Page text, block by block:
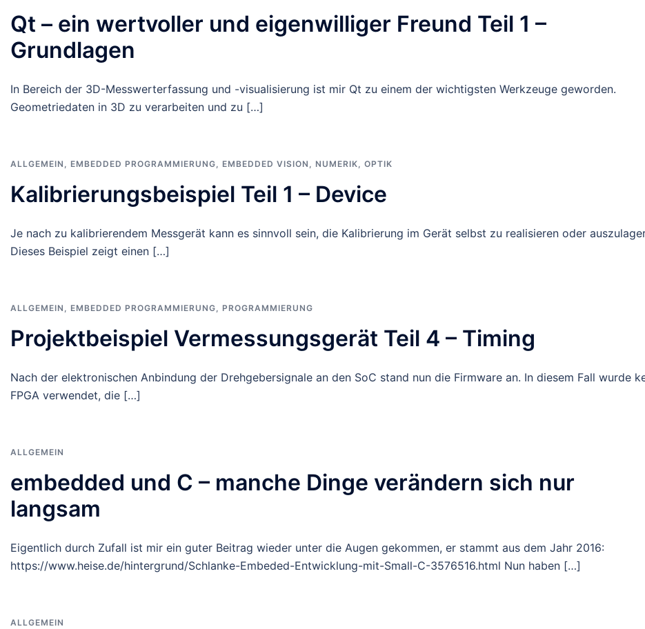
Qt – ein wertvoller und eigenwilliger Freund Teil 1 –
Grundlagen
In Bereich der 3D-Messwerterfassung und -visualisierung ist mir Qt zu einem der wichtigsten Werkzeuge geworden.
Geometriedaten in 3D zu verarbeiten und zu […]
ALLGEMEIN EMBEDDED PROGRAMMIERUNG EMBEDDED VISION NUMERIK OPTIK
Kalibrierungsbeispiel Teil 1 – Device
Je nach zu kalibrierendem Messgerät kann es sinnvoll sein, die Kalibrierung im Gerät selbst zu realisieren oder
Dieses Beispiel zeigt einen […]
ALLGEMEIN EMBEDDED PROGRAMMIERUNG PROGRAMMIERUNG
Projektbeispiel Vermessungsgerät Teil 4 – Timing
Nach der elektronischen Anbindung der Drehgebersignale an den SoC stand nun die Firmware an. In diesem Fall wurde
FPGA verwendet, die […]
ALLGEMEIN
embedded und C – manche Dinge verändern sich nur
langsam
Eigentlich durch Zufall ist mir ein guter Beitrag wieder unter die Augen gekommen, er stammt aus dem Jahr 2016:
https://www.heise.de/hintergrund/Schlanke-Embeded-Entwicklung-mit-Small-C-3576516.html Nun haben […]
ALLGEMEIN